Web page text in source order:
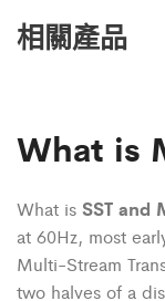
相關產品
What is
What is SST and
at 60Hz, most
Multi-Stream
two halves of a